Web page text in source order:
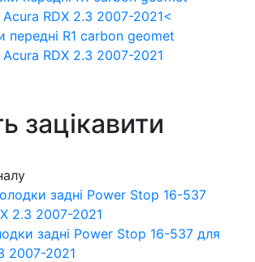
передні R1 carbon geomet
RDX 2.3 2007-2021
зацікавити
задні Power Stop 16-537 для
2007-2021